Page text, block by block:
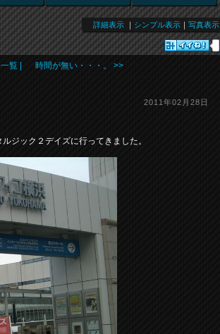
詳細表示 ｜ シンプル表示 ｜ 写真表示
覧 | 時間が無い・・・。 >>
2011年02月28日
ジック２デイズに行ってきました。